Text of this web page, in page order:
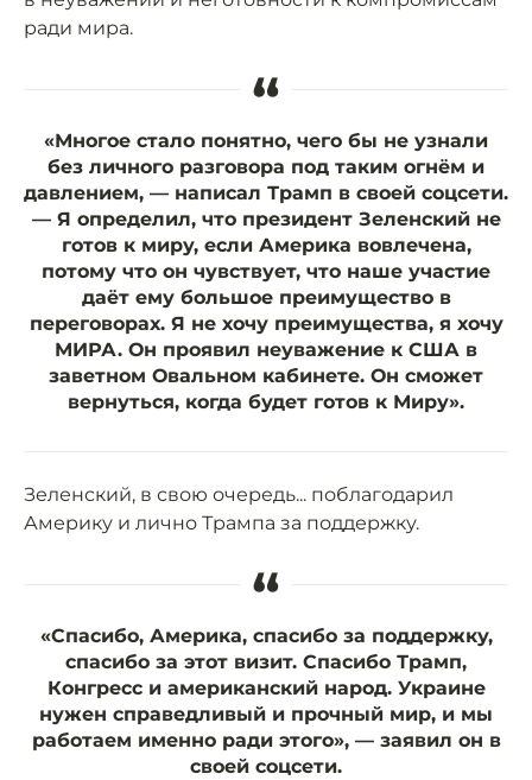
ради мира.
“
«Многое стало понятно, чего бы не узнали
без личного разговора под таким огнём и
давлением, — написал Трамп в своей соцсети.
— Я определил, что президент Зеленский не
готов к миру, если Америка вовлечена,
потому что он чувствует, что наше участие
даёт ему большое преимущество в
переговорах. Я не хочу преимущества, я хочу
МИРА. Он проявил неуважение к США в
заветном Овальном кабинете. Он сможет
вернуться, когда будет готов к Миру».
Зеленский, в свою очередь... поблагодарил
Америку и лично Трампа за поддержку.
“
«Спасибо, Америка, спасибо за поддержку,
спасибо за этот визит. Спасибо Трамп,
Конгресс и американский народ. Украине
нужен справедливый и прочный мир, и мы
работаем именно ради этого», — заявил он в
своей соцсети.